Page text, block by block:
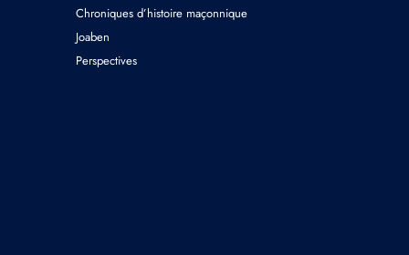
Chroniques d’histoire maçonnique
Joaben
Perspectives